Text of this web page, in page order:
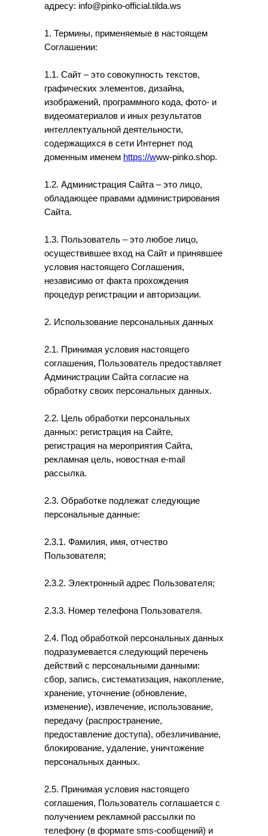
адресу: info@pinko-official.tilda.ws
1. Термины, применяемые в настоящем
Соглашении:
1.1. Сайт – это совокупность текстов,
графических элементов, дизайна,
изображений, программного кода, фото- и
видеоматериалов и иных результатов
интеллектуальной деятельности,
содержащихся в сети Интернет под
доменным именем https://www-pinko.shop.
1.2. Администрация Сайта – это лицо,
обладающее правами администрирования
Сайта.
1.3. Пользователь – это любое лицо,
осуществившее вход на Сайт и принявшее
условия настоящего Соглашения,
независимо от факта прохождения
процедур регистрации и авторизации.
2. Использование персональных данных
2.1. Принимая условия настоящего
соглашения, Пользователь предоставляет
Администрации Сайта согласие на
обработку своих персональных данных.
2.2. Цель обработки персональных
данных: регистрация на Сайте,
регистрация на мероприятия Сайта,
рекламная цель, новостная e-mail
рассылка.
2.3. Обработке подлежат следующие
персональные данные:
2.3.1. Фамилия, имя, отчество
Пользователя;
2.3.2. Электронный адрес Пользователя;
2.3.3. Номер телефона Пользователя.
2.4. Под обработкой персональных данных
подразумевается следующий перечень
действий с персональными данными:
сбор, запись, систематизация, накопление,
хранение, уточнение (обновление,
изменение), извлечение, использование,
передачу (распространение,
предоставление доступа), обезличивание,
блокирование, удаление, уничтожение
персональных данных.
2.5. Принимая условия настоящего
соглашения, Пользователь соглашается с
получением рекламной рассылки по
телефону (в формате sms-сообщений) и